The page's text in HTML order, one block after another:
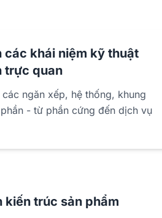
các khái niệm kỹ thuật
trực quan
ngăn xếp, hệ thống, khung
- từ phần cứng đến dịch vụ
kiến trúc sản phẩm